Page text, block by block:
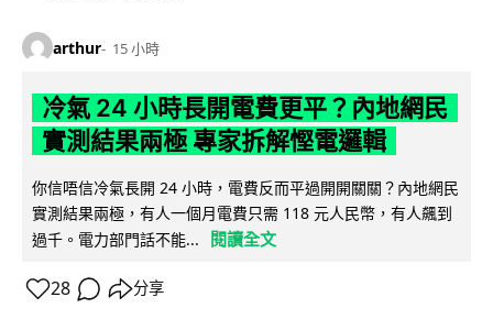
arthur 15 小時
冷氣 24 小時長開電費更平？內地網民
實測結果兩極 專家拆解慳電邏輯
你信唔信冷氣長開 24 小時，電費反而平過開開關關？內地網民
實測結果兩極，有人一個月電費只需 118 元人民幣，有人飆到
過千。電力部門話不能...
閱讀全文
28 分享